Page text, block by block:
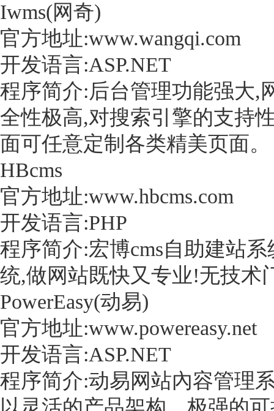
Iwms(网奇)
官方地址:www.wangqi.com
开发语言:ASP.NET
程序简介:后台管理功能强大,
全性极高,对搜索引擎的支持
面可任意定制各类精美页面。
HBcms
官方地址:www.hbcms.com
开发语言:PHP
程序简介:宏博cms自助建站
统,做网站既快又专业!无技术
PowerEasy(动易)
官方地址:www.powereasy.net
开发语言:ASP.NET
程序简介:动易网站內容管理